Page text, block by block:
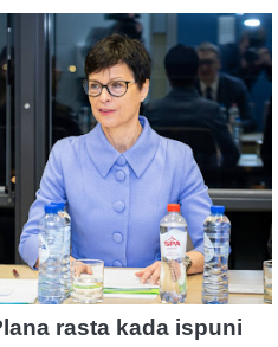
rasta kada ispuni